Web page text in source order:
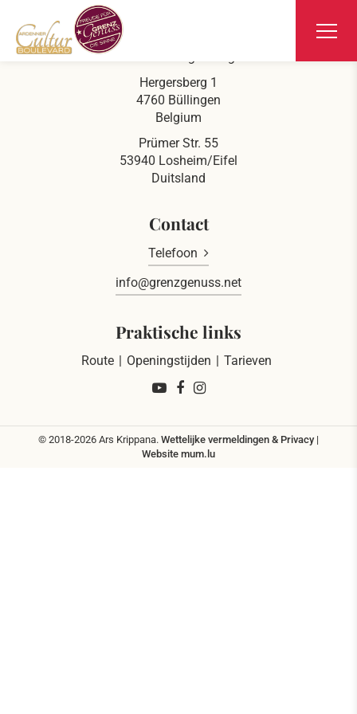
Aan de Duits-Belgische grens
Hergersberg 1
4760 Büllingen
Belgium
Prümer Str. 55
53940 Losheim/Eifel
Duitsland
Contact
Telefoon
info@grenzgenuss.net
Praktische links
Route Openingstijden Tarieven
© 2018-2026 Ars Krippana. Wettelijke vermeldingen & Privacy |
Website mum.lu